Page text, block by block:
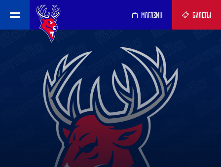
МАГАЗИН БИЛЕТЫ